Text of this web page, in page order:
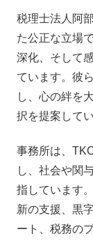
税理士法人阿
た公正な立場
深化、そして
ています。彼
し、心の絆を
択を提案してい
事務所は、
し、社会や関
指しています
新の支援、黒
ート、税務の